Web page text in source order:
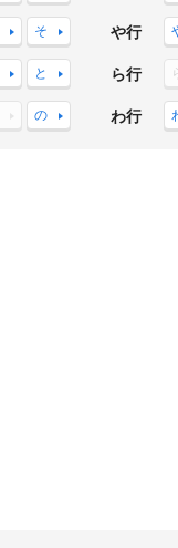
そ
と
の
や行
ら行
わ行